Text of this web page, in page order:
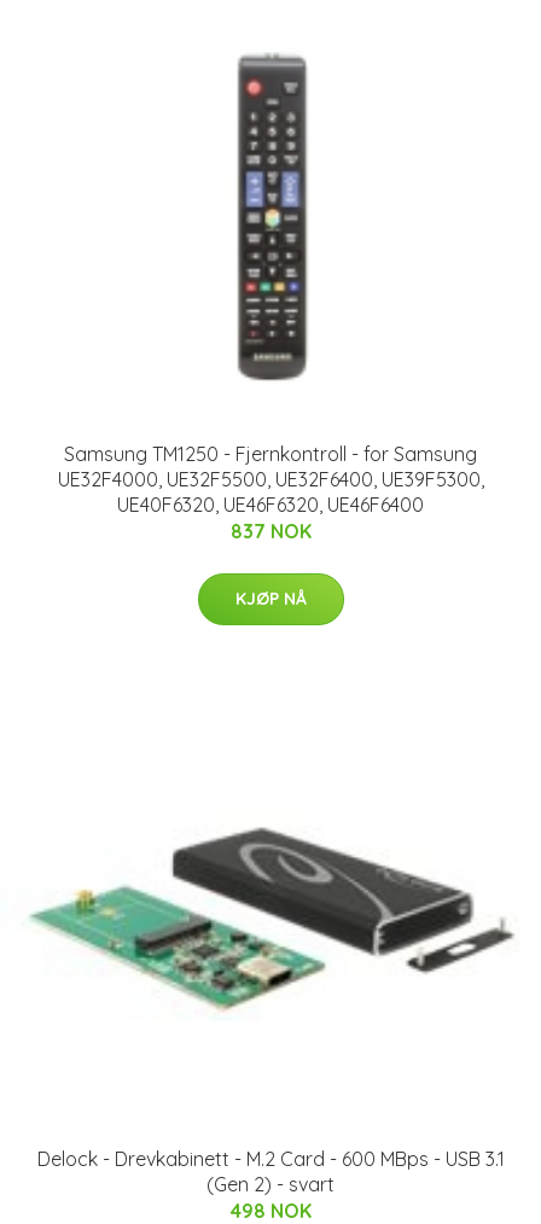
Samsung TM1250 - Fjernkontroll - for Samsung
UE32F4000, UE32F5500, UE32F6400, UE39F5300,
UE40F6320, UE46F6320, UE46F6400
837 NOK
KJØP NÅ
Delock - Drevkabinett - M.2 Card - 600 MBps - USB 3.1
(Gen 2) - svart
498 NOK